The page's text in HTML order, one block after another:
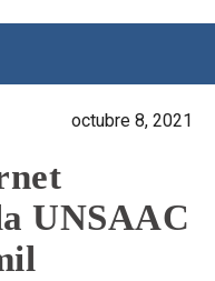
octubre 8, 2021
UNSAAC